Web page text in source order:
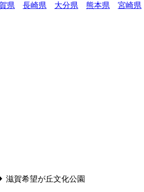
県 長崎県 大分県 熊本県 宮崎県
滋賀希望が丘文化公園